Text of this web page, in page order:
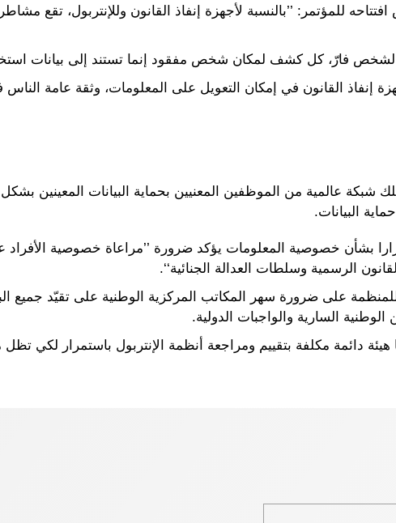
للمؤتمر: ’’بالنسبة لأجهزة إنفاذ القانون وللإنتربول، تقع
لشخص فارّ، كل كشف لمكان شخص مفقود إنما تستند إلى بيانات
إنفاذ القانون في إمكان التعويل على المعلومات، وثقة عامة
شبكة عالمية من الموظفين المعنيين بحماية البيانات المعينين
البيانات.
قرارا بشأن خصوصية المعلومات يؤكد ضرورة ’’مراعاة خصوصية
الرسمية وسلطات العدالة الجنائية‘‘.
على ضرورة سهر المكاتب المركزية الوطنية على تقيّد جميع
الوطنية السارية والواجبات الدولية.
بوصفها هيئة دائمة مكلفة بتقييم ومراجعة أنظمة الإنتربول باستمرار لكي